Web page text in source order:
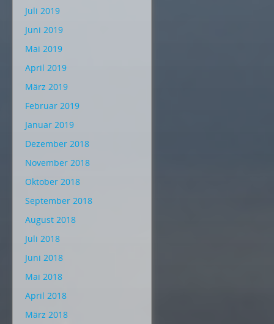
Juli 2019
Juni 2019
Mai 2019
April 2019
März 2019
Februar 2019
Januar 2019
Dezember 2018
November 2018
Oktober 2018
September 2018
August 2018
Juli 2018
Juni 2018
Mai 2018
April 2018
März 2018